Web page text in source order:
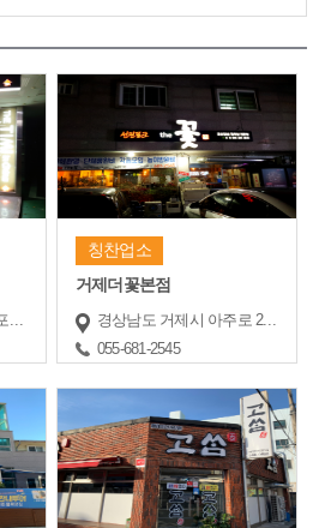
The TIMI In China (장승포동)
칭찬업소
거제더꽃본점
경상남도 거제시 아주로 24, 더꽃본점 (아주동)
055-681-2545